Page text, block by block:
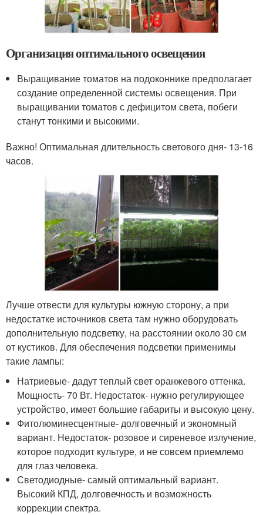
Организация оптимального освещения
Выращивание томатов на подоконнике предполагает
создание определенной системы освещения. При
выращивании томатов с дефицитом света, побеги
станут тонкими и высокими.
Важно! Оптимальная длительность светового дня- 13-16
часов.
Лучше отвести для культуры южную сторону, а при
недостатке источников света там нужно оборудовать
дополнительную подсветку, на расстоянии около 30 см
от кустиков. Для обеспечения подсветки применимы
такие лампы:
Натриевые- дадут теплый свет оранжевого оттенка.
Мощность- 70 Вт. Недостаток- нужно регулирующее
устройство, имеет большие габариты и высокую цену.
Фитолюминесцентные- долговечный и экономный
вариант. Недостаток- розовое и сиреневое излучение,
которое подходит культуре, и не совсем приемлемо
для глаз человека.
Светодиодные- самый оптимальный вариант.
Высокий КПД, долговечность и возможность
коррекции спектра.